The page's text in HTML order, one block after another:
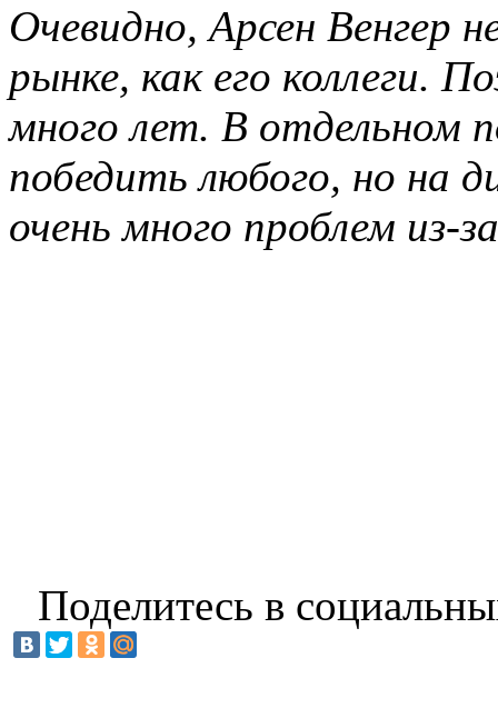
Очевидно, Арсен Венгер
рынке, как его коллеги.
много лет. В отдельном
победить любого, но на
очень много проблем из-
Поделитесь в